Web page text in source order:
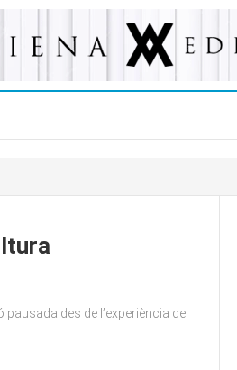
des de l’experiència del